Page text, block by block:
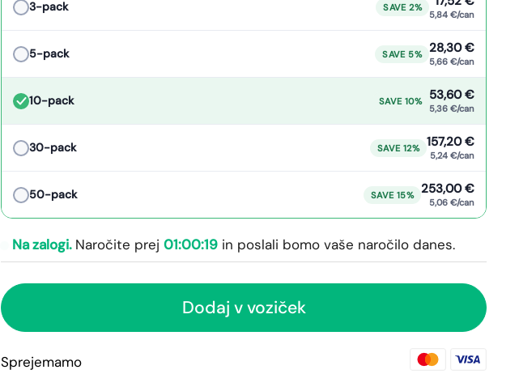
3-pack SAVE 2%
5,84 €/can
5-pack SAVE 5% 28,30 €
5,66 €/can
10-pack SAVE 10% 53,60 €
5,36 €/can
30-pack SAVE 12% 157,20 €
5,24 €/can
50-pack SAVE 15% 253,00 €
5,06 €/can
Na zalogi. Naročite prej 01:00:18in poslali bomo vaše naročilo danes.
Dodaj v voziček
Sprejemamo